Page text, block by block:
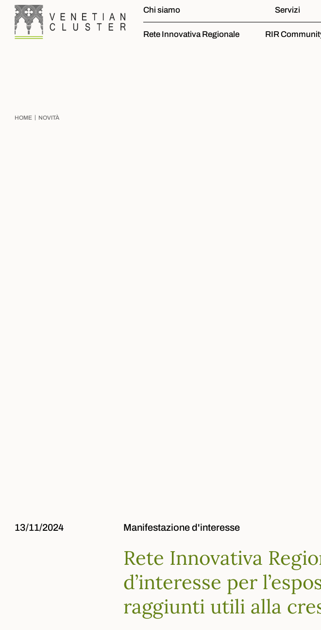
Chi siamo Servizi
Rete Innovativa Regionale RIR
HOME | NOVITÀ
13/11/2024 Manifestazione d'interesse
Rete Innovativa
d’interesse per
raggiunti utili alla